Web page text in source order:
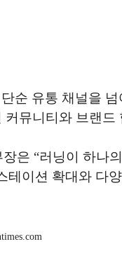
순 유통 채널을
커뮤니티와 브랜
은 “러닝이 하나
테이션 확대와 다